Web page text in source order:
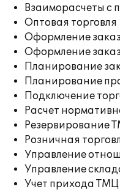
Взаиморасчеты с
Оптовая торговля
Оформление
Оформление
Планирование
Планирование
Подключение
Расчет
Резервирование
Розничная
Управление
Управление
Учет прихода ТМЦ